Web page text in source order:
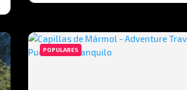
POPULARES